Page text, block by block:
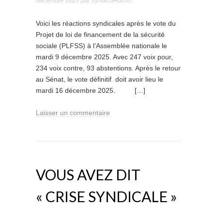
Voici les réactions syndicales après le vote du
Projet de loi de financement de la sécurité
sociale (PLFSS) à l’Assemblée nationale le
mardi 9 décembre 2025. Avec 247 voix pour,
234 voix contre, 93 abstentions. Après le retour
au Sénat, le vote définitif doit avoir lieu le
mardi 16 décembre 2025. […]
Laisser un commentaire
VOUS AVEZ DIT
« CRISE SYNDICALE »